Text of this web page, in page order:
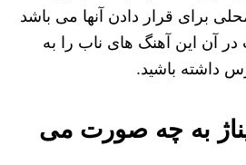
برای قرار دادن آنها می باشد
آن این آهنگ های ناب را به
داشته باشید.
به چه صورت می